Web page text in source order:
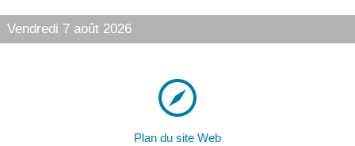
Vendredi 7 août 2026
Plan du site Web